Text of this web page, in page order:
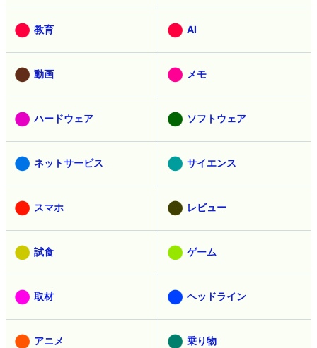
教育 AI
動画 メモ
ハードウェア ソフトウェア
ネットサービス サイエンス
スマホ レビュー
試食 ゲーム
取材 ヘッドライン
アニメ 乗り物